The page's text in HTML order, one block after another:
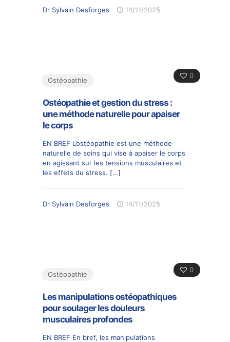
Dr Sylvain Desforges 14/11/2025
0
Ostéopathie
Ostéopathie et gestion du stress :
une méthode naturelle pour apaiser
le corps
EN BREF L’ostéopathie est une méthode
naturelle de soins qui vise à apaiser le corps
en agissant sur les tensions musculaires et
les effets du stress. […]
Dr Sylvain Desforges 14/11/2025
0
Ostéopathie
Les manipulations ostéopathiques
pour soulager les douleurs
musculaires profondes
EN BREF En bref, les manipulations